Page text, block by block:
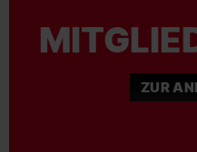
ZUR